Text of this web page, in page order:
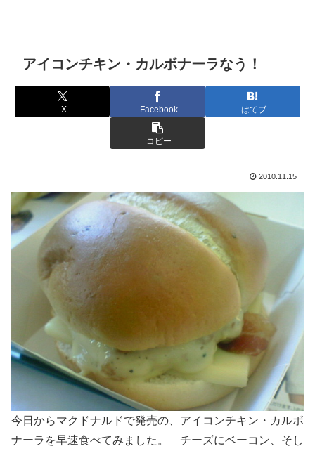
アイコンチキン・カルボナーラなう！
X Facebook はてブ
コピー
2010.11.15
今日からマクドナルドで発売の、アイコンチキン・カルボ
ナーラを早速食べてみました。 チーズにベーコン、そし